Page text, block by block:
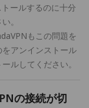
ールするのに十分
。
もこの問題を
アンインストール
ルしてください。
の接続が切